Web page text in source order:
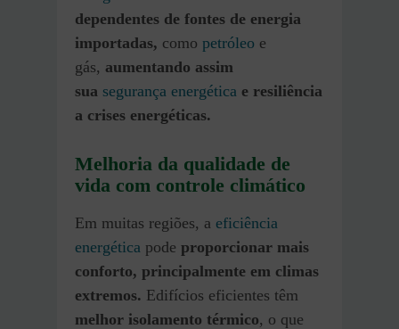
dependentes de fontes de energia
importadas, como petróleo e
gás, aumentando assim
sua segurança energética e resiliência
a crises energéticas.
Melhoria da qualidade de
vida com controle climático
Em muitas regiões, a eficiência
energética pode proporcionar mais
conforto, principalmente em climas
extremos. Edifícios eficientes têm
melhor isolamento térmico, o que